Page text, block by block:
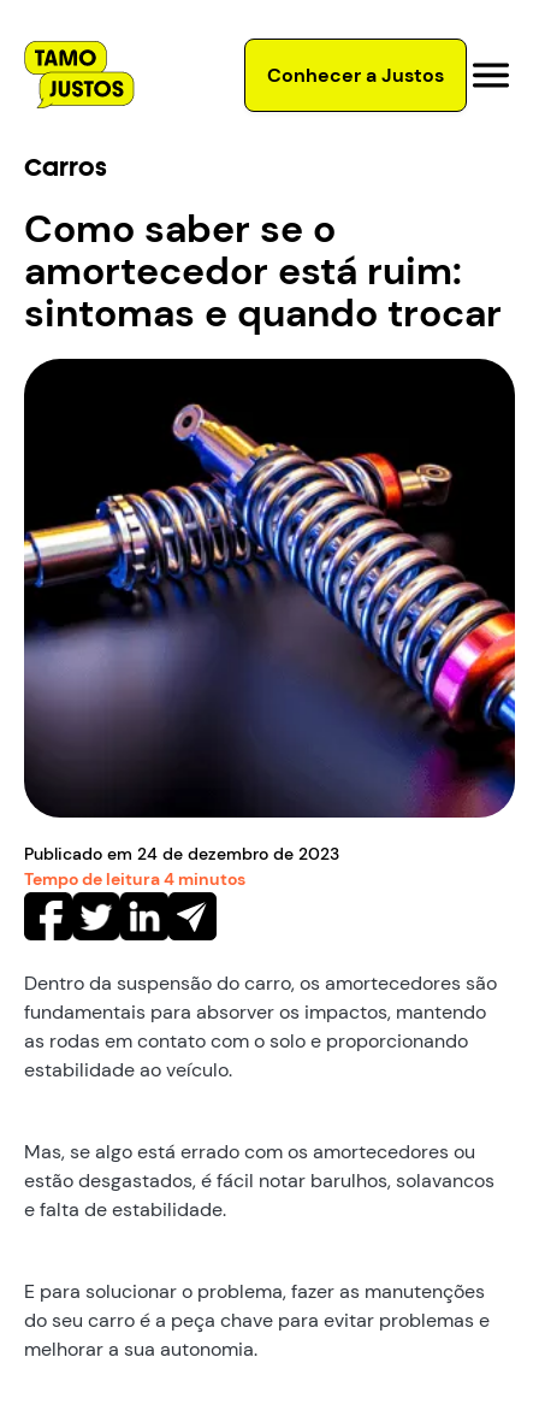
Conhecer a Justos
Carros
Como saber se o
amortecedor está ruim:
sintomas e quando trocar
Publicado em 24 de dezembro de 2023
Tempo de leitura4 minutos
Dentro da suspensão do carro, os amortecedores são
fundamentais para absorver os impactos, mantendo
as rodas em contato com o solo e proporcionando
estabilidade ao veículo.
Mas, se algo está errado com os amortecedores ou
estão desgastados, é fácil notar barulhos, solavancos
e falta de estabilidade.
E para solucionar o problema, fazer as manutenções
do seu carro é a peça chave para evitar problemas e
melhorar a sua autonomia.